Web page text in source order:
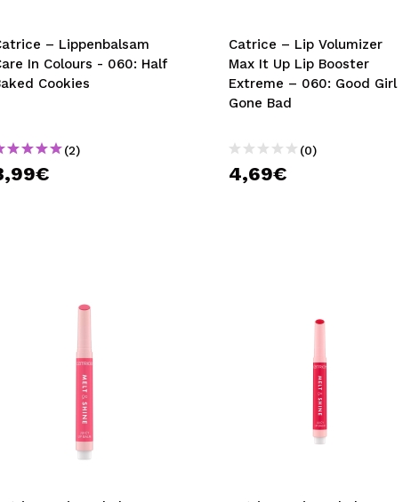
– Lippenbalsam
In Colours - 060: Half
Cookies
(2)
Catrice – Lip Volumizer
Max It Up Lip Booster
Extreme – 060: Good Girl
Gone Bad
(0)
4,69€